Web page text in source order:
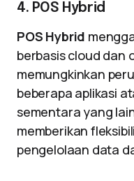
4. POS Hybrid
POS Hybrid
berbasis cloud dan
memungkinkan
beberapa aplikasi
sementara yang
memberikan
pengelolaan data